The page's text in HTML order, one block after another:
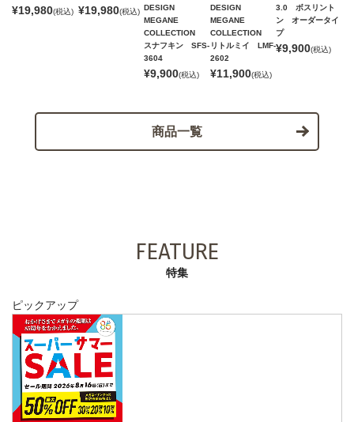
¥19,980(税込) ¥19,980(税込) DESIGN
MEGANE
COLLECTION
スナフキン SFS-
3604
¥9,900(税込)
DESIGN
MEGANE
COLLECTION
リトルミイ LMF-
2602
¥11,900(税込)
3.0 ボスリント
ン オーダータイ
プ
¥9,900(税込)
商品一覧
FEATURE
特集
ピックアップ